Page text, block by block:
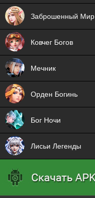
Заброшенный Мир
Ковчег Богов
Мечник
Орден Богинь
Бог Ночи
Лисьи Легенды